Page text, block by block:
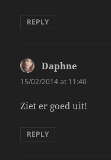
REPLY
Daphne
15/02/2014 at 11:40
Ziet er goed uit!
REPLY